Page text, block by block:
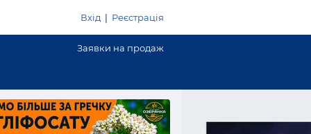
Вхід | Реєстрація
Заявки на продаж